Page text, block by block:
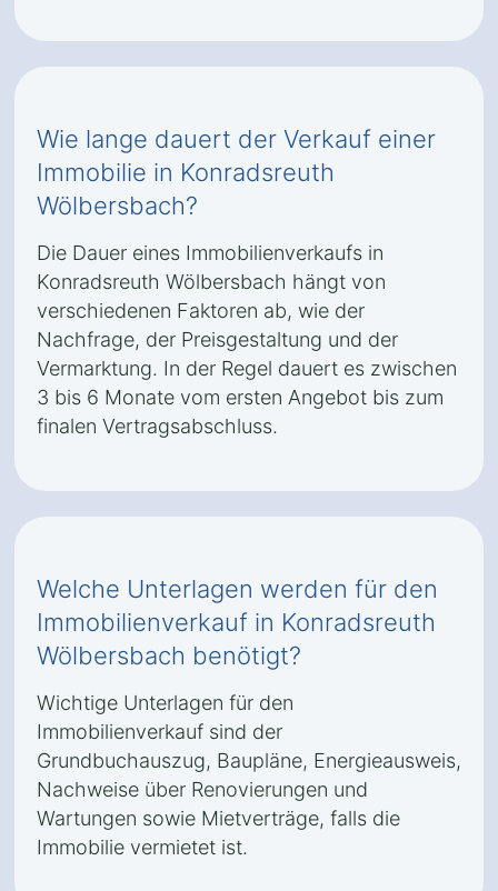
Wie lange dauert der Verkauf einer
Immobilie in Konradsreuth
Wölbersbach?
Die Dauer eines Immobilienverkaufs in
Konradsreuth Wölbersbach hängt von
verschiedenen Faktoren ab, wie der
Nachfrage, der Preisgestaltung und der
Vermarktung. In der Regel dauert es zwischen
3 bis 6 Monate vom ersten Angebot bis zum
finalen Vertragsabschluss.
Welche Unterlagen werden für den
Immobilienverkauf in Konradsreuth
Wölbersbach benötigt?
Wichtige Unterlagen für den
Immobilienverkauf sind der
Grundbuchauszug, Baupläne, Energieausweis,
Nachweise über Renovierungen und
Wartungen sowie Mietverträge, falls die
Immobilie vermietet ist.